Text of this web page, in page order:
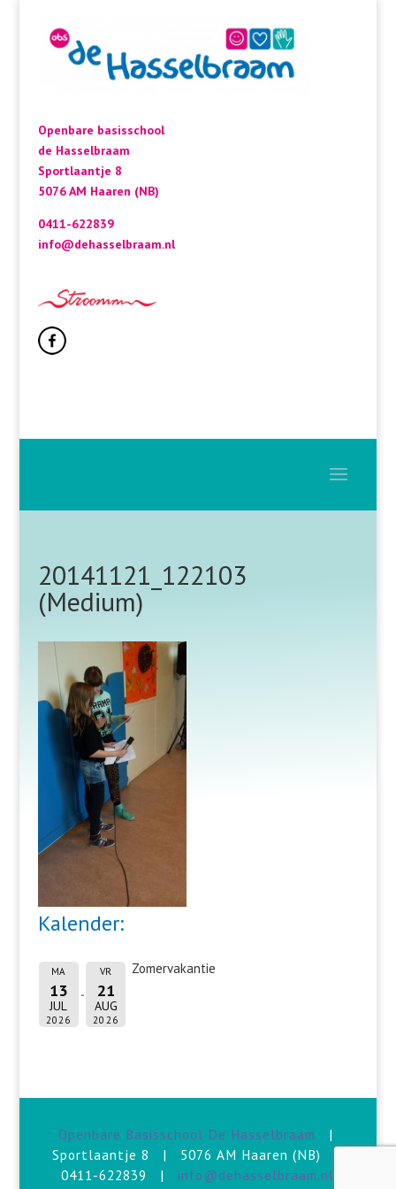
Openbare basisschool
de Hasselbraam
Sportlaantje 8
5076 AM Haaren (NB)
0411-622839
info@dehasselbraam.nl
20141121_122103
(Medium)
Kalender:
MA
13
JUL
2026
VR
21
AUG
2026
Zomervakantie
Openbare Basisschool De Hasselbraam |
Sportlaantje 8 | 5076 AM Haaren (NB) |
0411-622839 | info@dehasselbraam.nl